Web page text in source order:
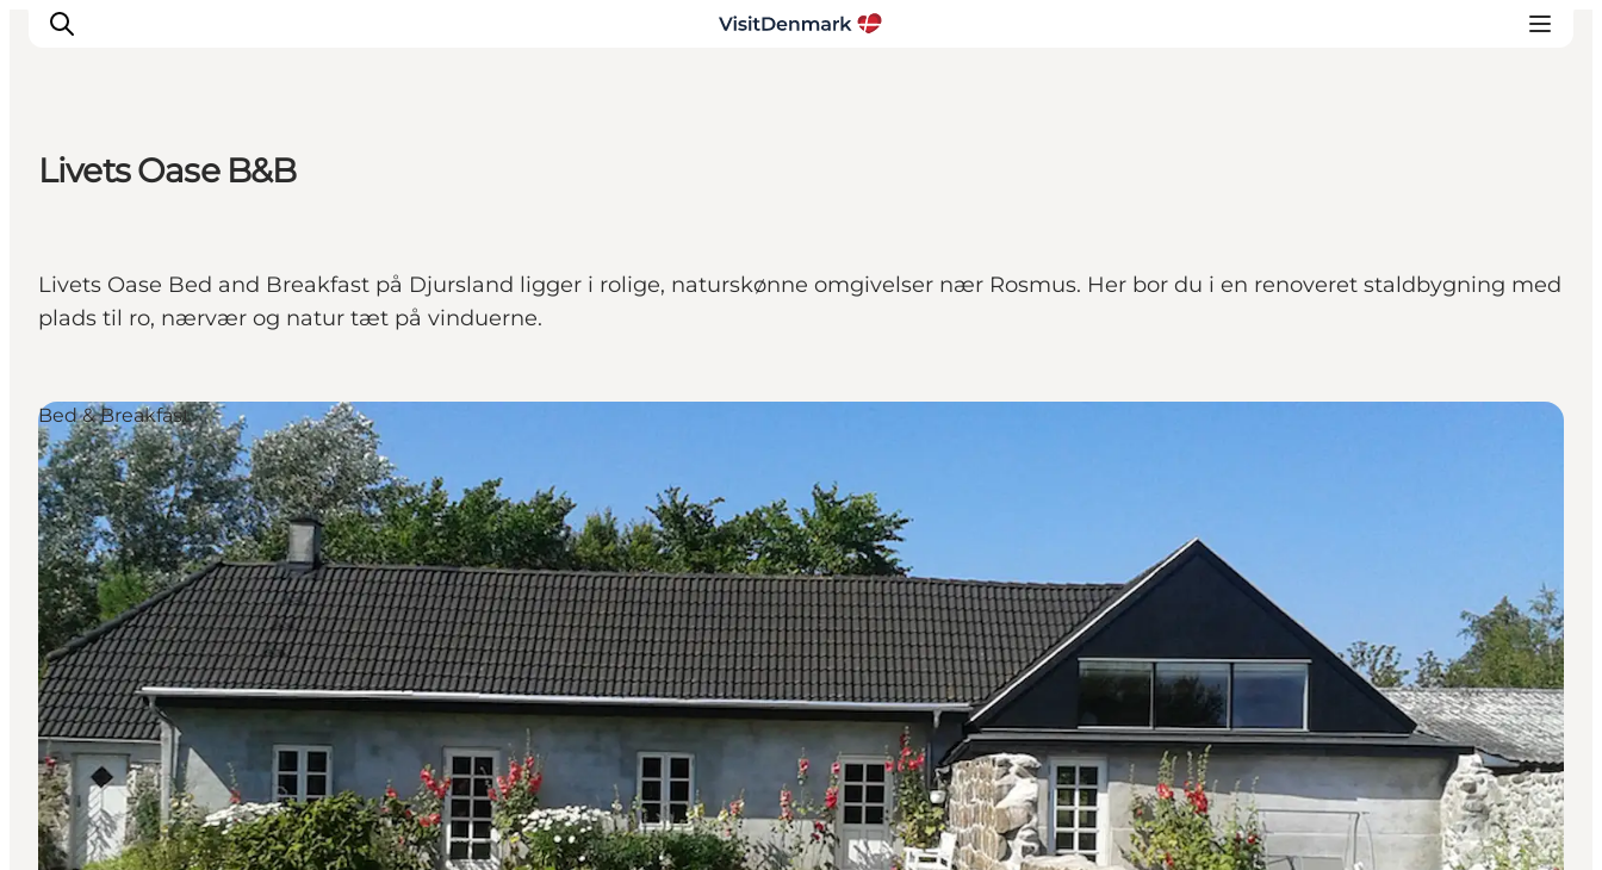
Oplevelser
Overnatning
Planlæg ferien
Livets Oase B&B
Livets Oase Bed and Breakfast på Djursland ligger i rolige, naturskønne omgivelser nær Rosmus. Her bor du i en renoveret staldbygning med
plads til ro, nærvær og natur tæt på vinduerne.
Bed & Breakfast